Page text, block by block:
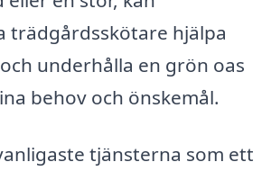
trädgårdsskötare hjälpa
underhålla en grön oas
behov och önskemål.
tjänsterna som ett